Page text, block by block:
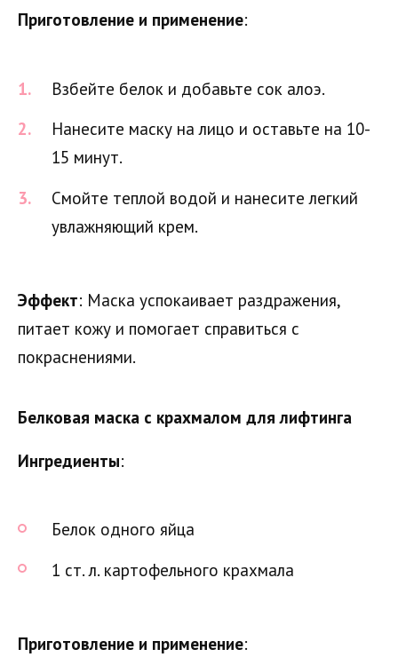
Приготовление и применение:
Взбейте белок и добавьте сок алоэ.
Нанесите маску на лицо и оставьте на 10-
15 минут.
Смойте теплой водой и нанесите легкий
увлажняющий крем.
Эффект: Маска успокаивает раздражения,
питает кожу и помогает справиться с
покраснениями.
Белковая маска с крахмалом для лифтинга
Ингредиенты:
Белок одного яйца
1 ст. л. картофельного крахмала
Приготовление и применение: